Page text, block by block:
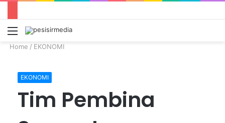
Menu
Home / EKONOMI
EKONOMI
Tim Pembina